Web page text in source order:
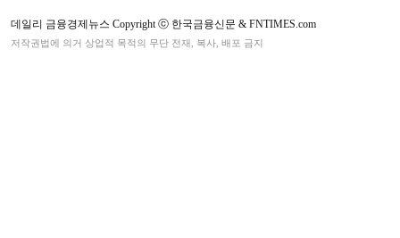
데일리 금융경제뉴스 Copyright ⓒ 한국금융신문 & FNTIMES.com
저작권법에 의거 상업적 목적의 무단 전재, 복사, 배포 금지